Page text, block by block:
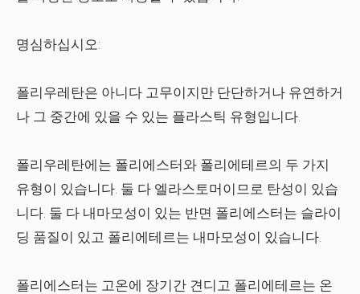
명심하십시오:
폴리우레탄은 아니다 고무이지만 단단하거나 유연하거
나 그 중간에 있을 수 있는 플라스틱 유형입니다.
폴리우레탄에는 폴리에스터와 폴리에테르의 두 가지
유형이 있습니다. 둘 다 엘라스토머이므로 탄성이 있습
니다. 둘 다 내마모성이 있는 반면 폴리에스터는 슬라이
딩 품질이 있고 폴리에테르는 내마모성이 있습니다.
폴리에스터는 고온에 장기간 견디고 폴리에테르는 온